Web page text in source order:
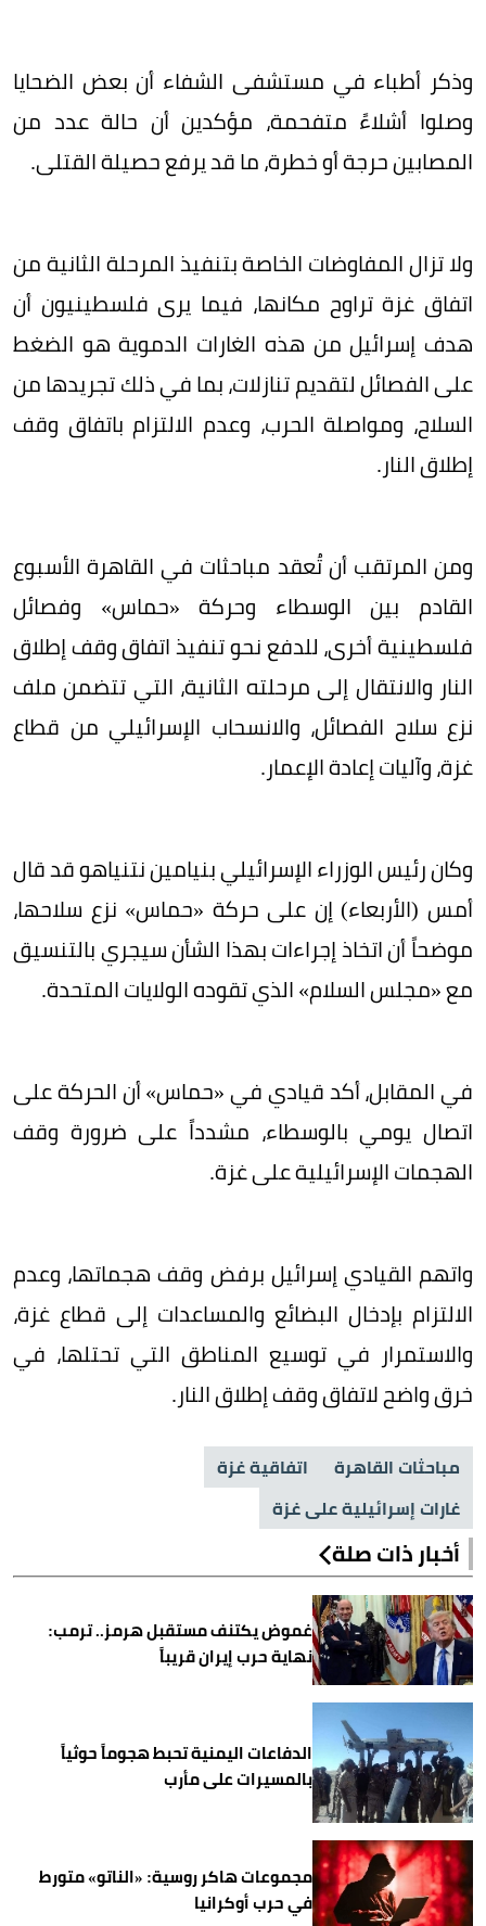
وذكر أطباء في مستشفى الشفاء أن بعض الضحايا
وصلوا أشلاءً متفحمة، مؤكدين أن حالة عدد من
المصابين حرجة أو خطرة، ما قد يرفع حصيلة القتلى.
ولا تزال المفاوضات الخاصة بتنفيذ المرحلة الثانية من
اتفاق غزة تراوح مكانها، فيما يرى فلسطينيون أن
هدف إسرائيل من هذه الغارات الدموية هو الضغط
على الفصائل لتقديم تنازلات، بما في ذلك تجريدها من
السلاح، ومواصلة الحرب، وعدم الالتزام باتفاق وقف
إطلاق النار.
ومن المرتقب أن تُعقد مباحثات في القاهرة الأسبوع
القادم بين الوسطاء وحركة «حماس» وفصائل
فلسطينية أخرى، للدفع نحو تنفيذ اتفاق وقف إطلاق
النار والانتقال إلى مرحلته الثانية، التي تتضمن ملف
نزع سلاح الفصائل، والانسحاب الإسرائيلي من قطاع
غزة، وآليات إعادة الإعمار.
وكان رئيس الوزراء الإسرائيلي بنيامين نتنياهو قد قال
أمس (الأربعاء) إن على حركة «حماس» نزع سلاحها،
موضحاً أن اتخاذ إجراءات بهذا الشأن سيجري بالتنسيق
مع «مجلس السلام» الذي تقوده الولايات المتحدة.
في المقابل، أكد قيادي في «حماس» أن الحركة على
اتصال يومي بالوسطاء، مشدداً على ضرورة وقف
الهجمات الإسرائيلية على غزة.
واتهم القيادي إسرائيل برفض وقف هجماتها، وعدم
الالتزام بإدخال البضائع والمساعدات إلى قطاع غزة،
والاستمرار في توسيع المناطق التي تحتلها، في
خرق واضح لاتفاق وقف إطلاق النار.
مباحثات القاهرة
اتفاقية غزة
غارات إسرائيلية على غزة
أخبار ذات صلة
غموض يكتنف مستقبل هرمز.. ترمب:
نهاية حرب إيران قريباً
الدفاعات اليمنية تحبط هجوماً حوثياً
بالمسيرات على مأرب
مجموعات هاكر روسية: «الناتو» متورط
في حرب أوكرانيا